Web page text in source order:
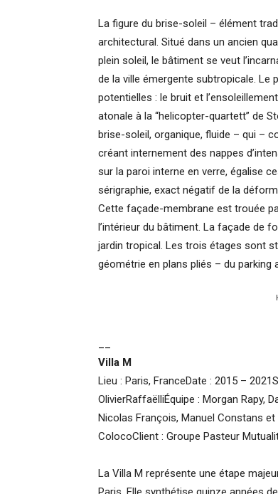
La figure du brise-soleil – élément
architectural. Situé dans un ancien
plein soleil, le bâtiment se veut
de la ville émergente subtropicale. Le
potentielles : le bruit et
atonale à la “helicopter-quartett” de
brise-soleil, organique, fluide – qui –
créant internement des nappes
sur la paroi interne en verre, égalise
sérigraphie, exact négatif de la
Cette façade-membrane est trouée
l’intérieur du bâtiment. La façade de
jardin tropical. Les trois étages sont
géométrie en plans pliés – du
Villa M
Lieu : Paris, FranceDate : 2015 –
OlivierRaffaëlliÉquipe : Morgan Rapy,
Nicolas François, Manuel Constans et
ColocoClient : Groupe Pasteur
La Villa M représente une étape